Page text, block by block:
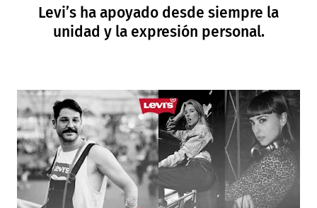
Levi’s ha apoyado desde siempre la
unidad y la expresión personal.